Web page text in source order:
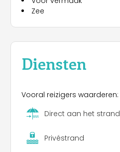
Zee
Diensten
Vooral reizigers waarderen:
Direct aan het strand
Privéstrand